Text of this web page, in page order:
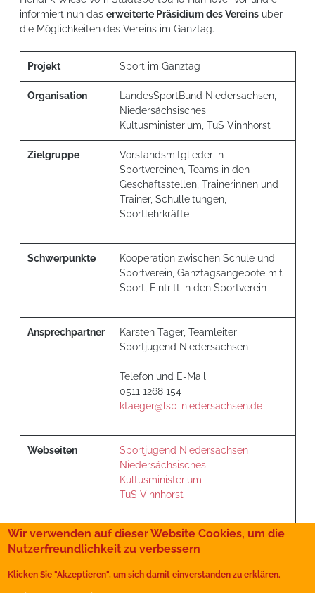
informiert nun das erweiterte Präsidium des Vereinsüber
die Möglichkeiten des Vereins im Ganztag.
Projekt Sport im Ganztag
Organisation
LandesSportBund Niedersachsen,
Niedersächsisches
Kultusministerium, TuS Vinnhorst
Zielgruppe
Vorstandsmitglieder in
Sportvereinen, Teams in den
Geschäftsstellen, Trainerinnen und
Trainer, Schulleitungen,
Sportlehrkräfte
Schwerpunkte
Kooperation zwischen Schule und
Sportverein, Ganztagsangebote mit
Sport, Eintritt in den Sportverein
Ansprechpartner
Karsten Täger, Teamleiter
Sportjugend Niedersachsen
Telefon und E-Mail
0511 1268 154
ktaeger@lsb-niedersachsen.de
Webseiten
Sportjugend Niedersachsen
Niedersächsisches
Kultusministerium
TuS Vinnhorst
Schule Sportvereine
Wir verwenden auf dieser Website Cookies, um die
Nutzerfreundlichkeit zu verbessern
Klicken Sie "Akzeptieren", um sich damit einverstanden zu erklären.